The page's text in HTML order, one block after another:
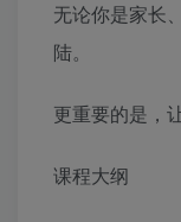
无论你是家长
陆。
更重要的是，
课程大纲